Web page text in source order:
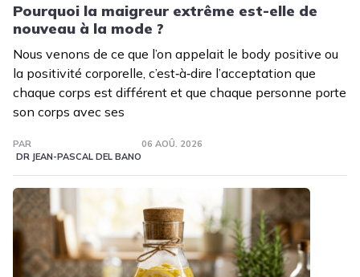
Pourquoi la maigreur extrême est-elle de
nouveau à la mode ?
Nous venons de ce que l’on appelait le body positive ou
la positivité corporelle, c’est‑à‑dire l’acceptation que
chaque corps est différent et que chaque personne porte
son corps avec ses
PAR
DR JEAN-PASCAL DEL BANO
06 AOÛ. 2026